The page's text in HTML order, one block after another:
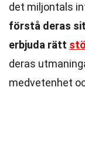
det miljontals
förstå deras
erbjuda rätt
deras
medvetenhet